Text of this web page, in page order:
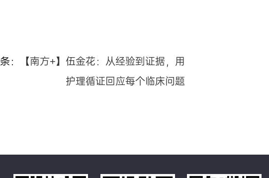
：
【南方+】伍金花：从经验到证据，用
护理循证回应每个临床问题